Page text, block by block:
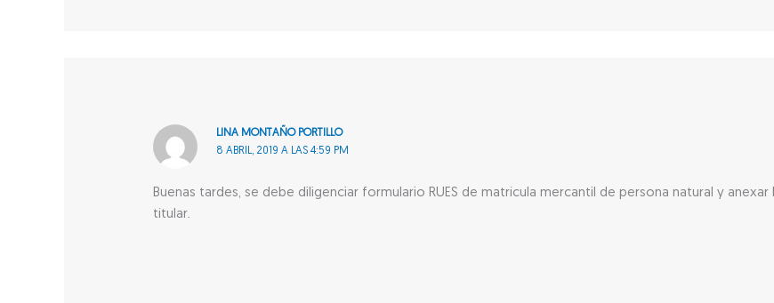
LINA MONTAÑO PORTILLO
8 ABRIL, 2019 A LAS 4:59 PM
Buenas tardes, se debe diligenciar formulario RUES de matrícula mercantil de persona natural y
títular.